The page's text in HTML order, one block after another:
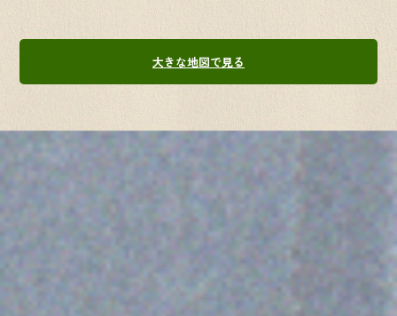
大きな地図で見る